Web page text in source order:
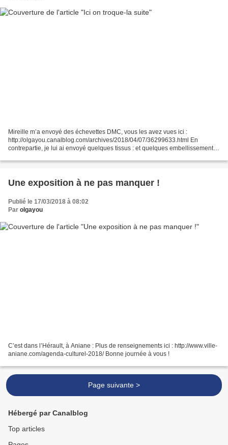
Mireille m’a envoyé des échevettes DMC, vous les avez vues ici :
http://olgayou.canalblog.com/archives/2018/04/07/36299633.html En
contrepartie, je lui ai envoyé quelques tissus : et quelques embellissements :
Une exposition à ne pas manquer !
Publié le 17/03/2018 à 08:02
Par olgayou
C’est dans l’Hérault, à Aniane : Plus de renseignements ici : http://www.ville-
aniane.com/agenda-culturel-2018/ Bonne journée à vous !
Page suivante >
Hébergé par Canalblog
Top articles